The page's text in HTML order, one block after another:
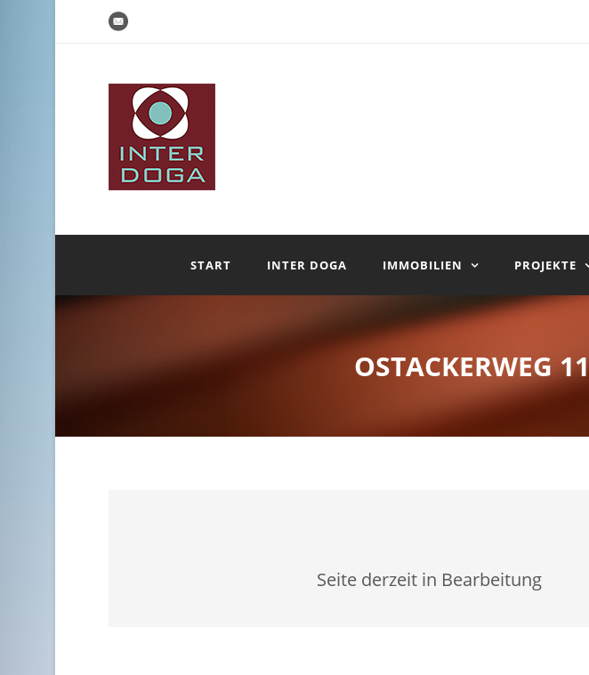
START INTER DOGA IMMOBILIEN PROJEKTE
OSTACKERWEG
Seite derzeit in Bearbeitung